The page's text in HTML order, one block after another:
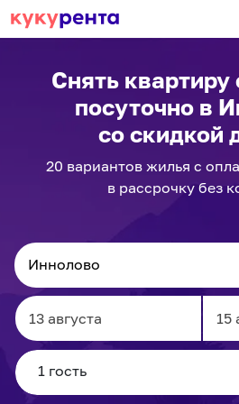
Снять
посуточно в
со скидкой
20 вариантов жилья с
в рассрочку без
Navigate
forward
to
to